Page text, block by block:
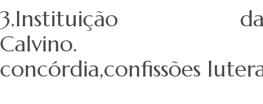
3.Instituição
concórdia,confissões